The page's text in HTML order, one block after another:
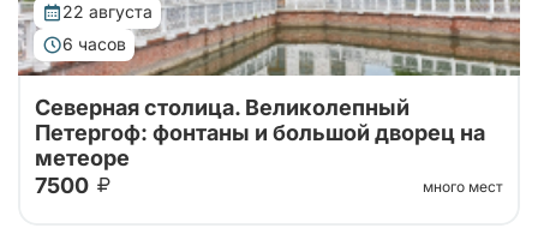
22 августа
6 часов
Северная столица. Великолепный
Петергоф: фонтаны и большой дворец на
метеоре
7500
много мест